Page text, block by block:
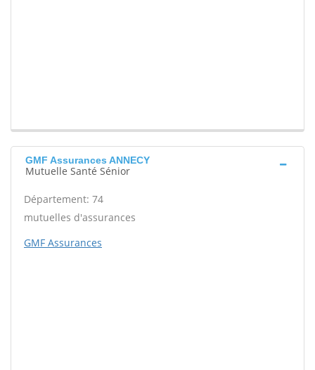
GMF Assurances ANNECY
Mutuelle Santé Sénior
Département: 74
mutuelles d'assurances
GMF Assurances